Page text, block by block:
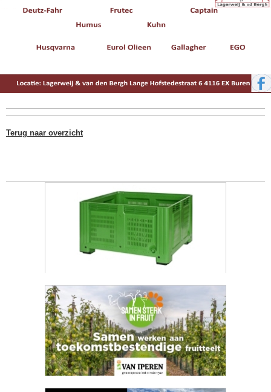
Terug naar overzicht